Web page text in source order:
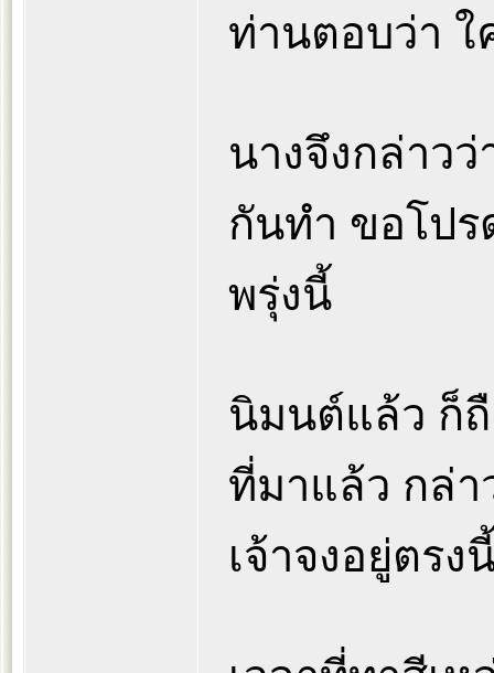
ท่านตอบว่า ใ
นางจึงกล่าว
กันทำ ขอโป
พรุ่งนี้
นิมนต์แล้ว ก็
ที่มาแล้ว กล่า
เจ้าจงอยู่ตรง